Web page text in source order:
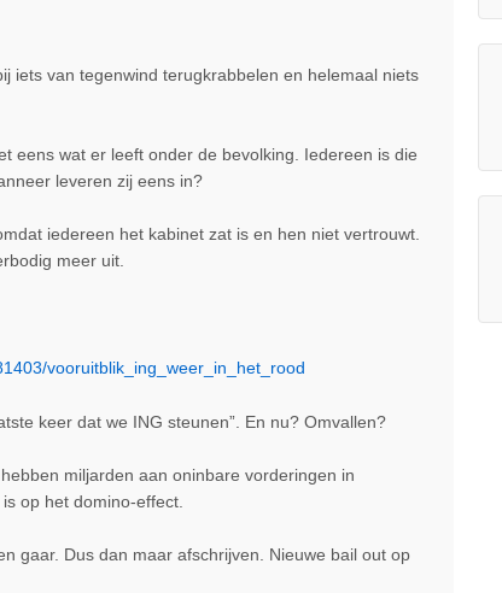
iets van tegenwind terugkrabbelen en helemaal niets
eens wat er leeft onder de bevolking. Iedereen is die
leveren zij eens in?
iedereen het kabinet zat is en hen niet vertrouwt.
meer uit.
vooruitblik_ing_weer_in_het_rood
keer dat we ING steunen”. En nu? Omvallen?
miljarden aan oninbare vorderingen in
op het domino-effect.
gaar. Dus dan maar afschrijven. Nieuwe bail out op